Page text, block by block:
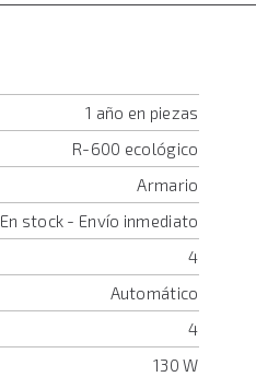
1 año en piezas
R-600 ecológico
Armario
En stock - Envío inmediato
4
Automático
4
130 W